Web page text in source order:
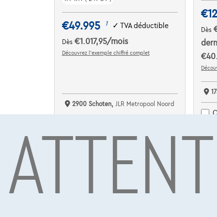
€49.995 1 ✓ TVA déductible
Dès €1.017,95/mois
Découvrez l’exemple chiffré complet
2900 Schoten, JLR Metropool Noord
Voir le véhicule
Dès